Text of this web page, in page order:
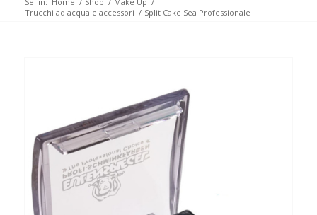
Trucchi ad acqua e accessori / Split Cake Sea Professionale